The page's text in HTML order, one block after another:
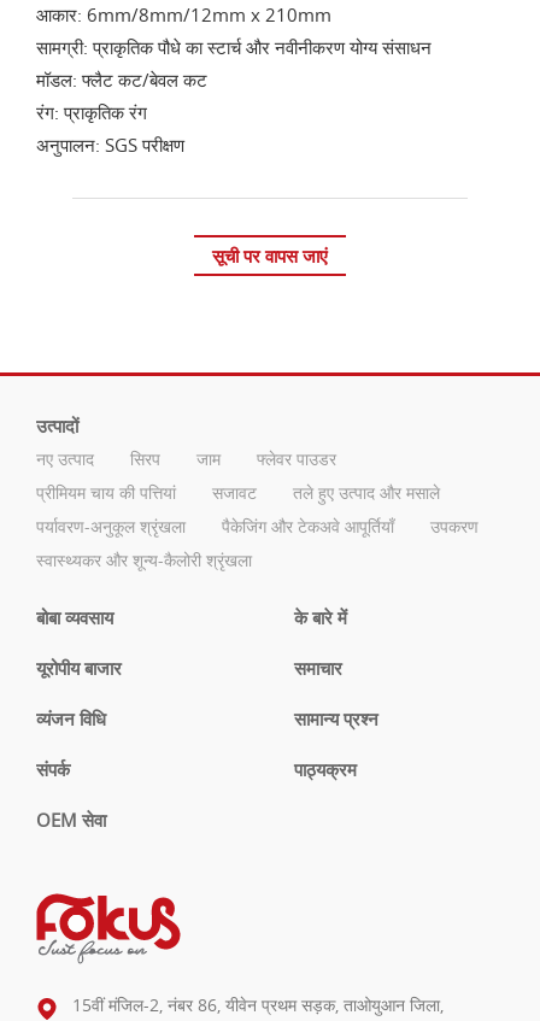
आकार: 6mm/8mm/12mm x 210mm
सामग्री: प्राकृतिक पौधे का स्टार्च और नवीनीकरण योग्य संसाधन
मॉडल: फ्लैट कट/बेवल कट
रंग: प्राकृतिक रंग
अनुपालन: SGS परीक्षण
सूची पर वापस जाएं
उत्पादों
नए उत्पाद सिरप जाम
फ्लेवर पाउडर
प्रीमियम चाय की पत्तियां
सजावट
तले हुए उत्पाद और मसाले
पर्यावरण-अनुकूल श्रृंखला
पैकेजिंग और टेकअवे आपूर्तियाँ
उपकरण
स्वास्थ्यकर और शून्य-कैलोरी श्रृंखला
बोबा व्यवसाय के बारे में
यूरोपीय बाजार समाचार
व्यंजन विधि सामान्य प्रश्न
संपर्क पाठ्यक्रम
OEM सेवा
15वीं मंजिल-2, नंबर 86, यीवेन प्रथम सड़क, ताओयुआन जिला,